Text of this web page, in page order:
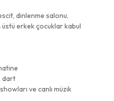
dinlenme salonu,
erkek çocuklar kabul
dart
ve canlı müzik